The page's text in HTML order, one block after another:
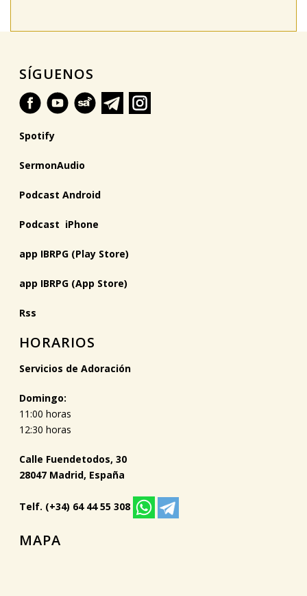
SÍGUENOS
Spotify
SermonAudio
Podcast Android
Podcast iPhone
app IBRPG (Play Store)
app IBRPG (App Store)
Rss
HORARIOS
Servicios de Adoración
Domingo:
11:00 horas
12:30 horas
Calle Fuendetodos, 30
28047 Madrid, España
Telf. (+34) 64 44 55 308
MAPA